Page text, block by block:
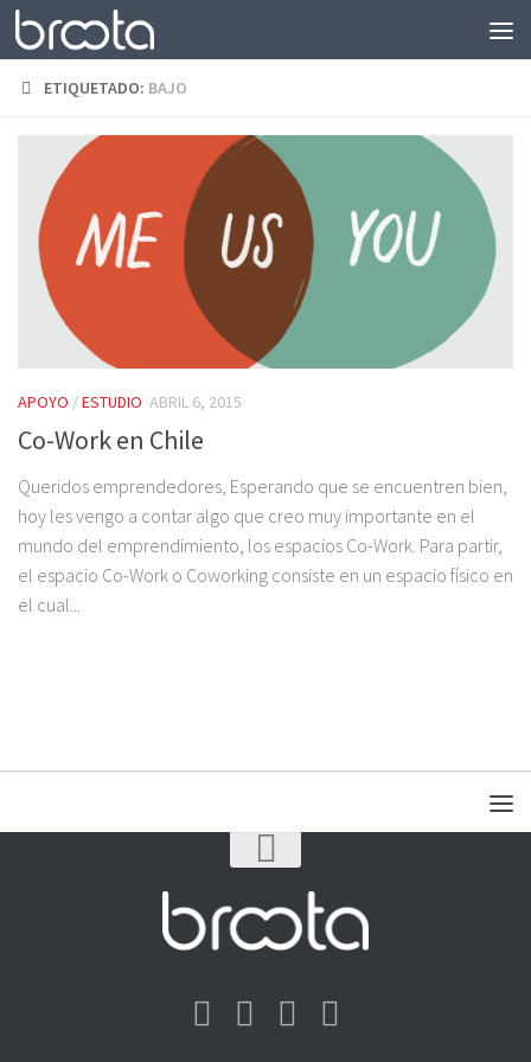
Saltar al contenido
ETIQUETADO: BAJO
APOYO /ESTUDIO ABRIL 6, 2015
Co-Work en Chile
Queridos emprendedores, Esperando que se encuentren bien,
hoy les vengo a contar algo que creo muy importante en el
mundo del emprendimiento, los espacios Co-Work. Para partir,
el espacio Co-Work o Coworking consiste en un espacio físico en
el cual...